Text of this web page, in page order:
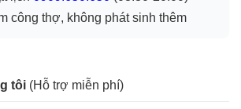
công thợ, không phát sinh thêm
tôi (Hỗ trợ miễn phí)